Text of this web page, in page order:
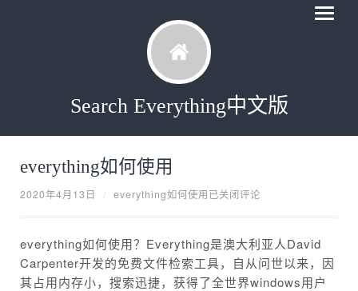
Search Everything中文版
everything如何使用
2020年4月13日 everything如何使用已关闭评论
everything如何使用？Everything是澳大利亚人David
Carpenter开发的免费文件检索工具，自从问世以来，因
其占用内存小，搜索迅捷，获得了全世界windows用户